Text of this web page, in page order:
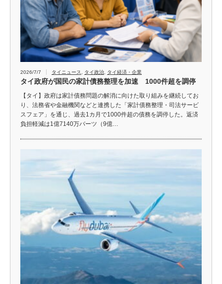
2026/7/7 タイニュース タイ政治 タイ経済・企業
タイ政府が国民の家計債務整理を加速 1000件超を調停
【タイ】政府は家計債務問題の解消に向けた取り組みを継続してお
り、法務省や金融機関などと連携した「家計債務整理・司法サービ
スフェア」を通じ、過去1カ月で1000件超の債務を調停した。返済
負担軽減は1億7140万バーツ（9億…